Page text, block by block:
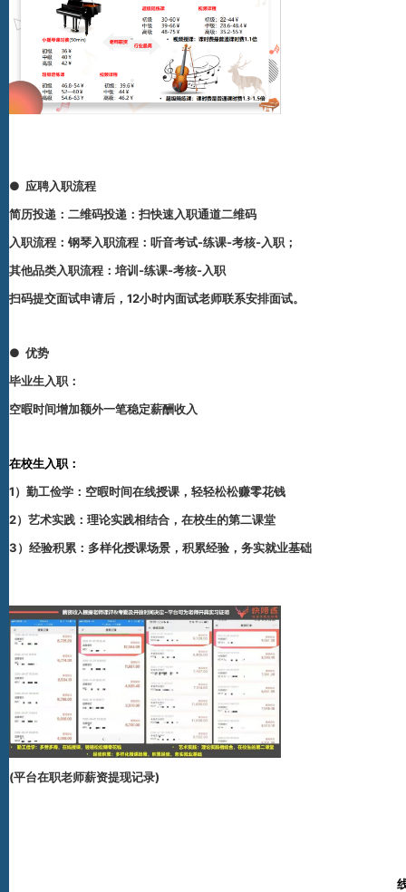
● 应聘入职流程
简历投递： 二维码投递：扫快速入职通道二维码
入职流程： 钢琴入职流程：听音考试-练课-考核-入职；
其他品类入职流程：培训-练课-考核-入职
扫码提交面试申请后，12小时内面试老师联系安排面试。
● 优势
毕业生入职：
空暇时间增加额外一笔稳定薪酬收入
在校生入职：
1）勤工俭学：空暇时间在线授课，轻轻松松赚零花钱
2）艺术实践：理论实践相结合，在校生的第二课堂
3）经验积累：多样化授课场景，积累经验，务实就业基础
(平台在职老师薪资提现记录)